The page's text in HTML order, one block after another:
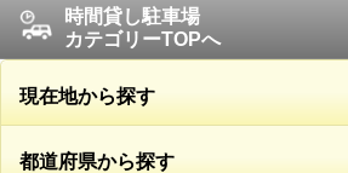
時間貸し駐車場
カテゴリーTOPへ
現在地から探す
都道府県から探す